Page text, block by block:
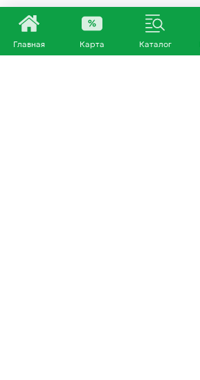
Главная Карта Каталог